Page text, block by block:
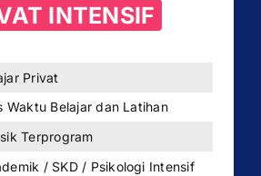
INTENSIF
Privat
Waktu Belajar dan Latihan
Terprogram
/ SKD / Psikologi Intensif